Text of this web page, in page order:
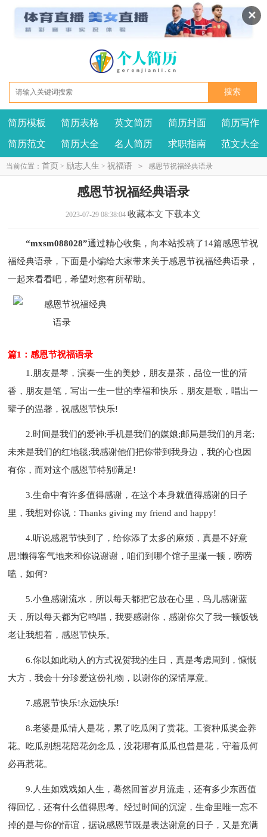
✕
我要投稿 投诉建议
简历模板 简历表格 英文简历 简历封面 简历写作
简历范文 简历大全 名人简历 求职指南 范文大全
当前位置： 首页 > 励志人生 > 祝福语 > 感恩节祝福经典语录
感恩节祝福经典语录
2023-07-29 08:38:04 收藏本文 下载本文
“mxsm088028”通过精心收集，向本站投稿了14篇感恩节祝
福经典语录，下面是小编给大家带来关于感恩节祝福经典语录，
一起来看看吧，希望对您有所帮助。
篇1：感恩节祝福语录
1.朋友是琴，演奏一生的美妙，朋友是茶，品位一世的清
香，朋友是笔，写出一生一世的幸福和快乐，朋友是歌，唱出一
辈子的温馨，祝感恩节快乐!
2.时间是我们的爱神;手机是我们的媒娘;邮局是我们的月老;
未来是我们的红地毯;我感谢他们把你带到我身边，我的心也因
有你，而对这个感恩节特别满足!
3.生命中有许多值得感谢，在这个本身就值得感谢的日子
里，我想对你说：Thanks giving my friend and happy!
4.听说感恩节快到了，给你添了太多的麻烦，真是不好意
思!懒得客气地来和你说谢谢，咱们到哪个馆子里撮一顿，唠唠
嗑，如何?
5.小鱼感谢流水，所以每天都把它放在心里，鸟儿感谢蓝
天，所以每天都为它鸣唱，我要感谢你，感谢你欠了我一顿饭钱
老让我想着，感恩节快乐。
6.你以如此动人的方式祝贺我的生日，真是考虑周到，慷慨
大方，我会十分珍爱这份礼物，以谢你的深情厚意。
7.感恩节快乐!永远快乐!
8.老婆是瓜情人是花，累了吃瓜闲了赏花。工资种瓜奖金养
花。吃瓜别想花陪花勿念瓜，没花哪有瓜瓜也曾是花，守着瓜何
必再惹花。
9.人生如戏戏如人生，蓦然回首岁月流走，还有多少东西值
得回忆，还有什么值得思考。经过时间的沉淀，生命里唯一忘不
掉的是与你的情谊，据说感恩节既是表达谢意的日子，又是充满